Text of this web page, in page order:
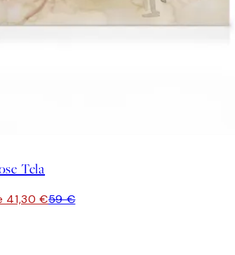
Tela
41,30 €59 €